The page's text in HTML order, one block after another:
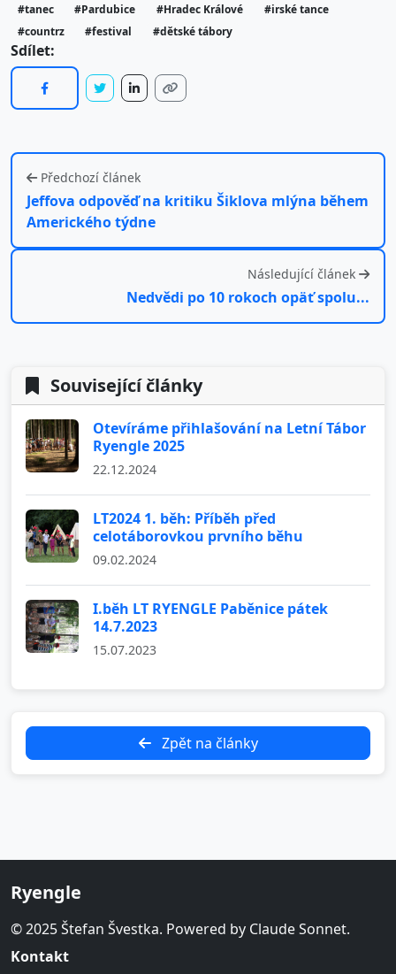
#tanec #Pardubice #Hradec Králové
#irské tance
#countrz
#festival #dětské tábory
Sdílet:
Předchozí článek
Jeffova odpověď na kritiku Šiklova mlýna během
Amerického týdne
Následující článek
Nedvědi po 10 rokoch opäť spolu...
Související články
Otevíráme přihlašování na Letní Tábor
Ryengle 2025
22.12.2024
LT2024 1. běh: Příběh před
celotáborovkou prvního běhu
09.02.2024
I.běh LT RYENGLE Paběnice pátek
14.7.2023
15.07.2023
Zpět na články
Ryengle
© 2025 Štefan Švestka. Powered by Claude Sonnet.
Kontakt